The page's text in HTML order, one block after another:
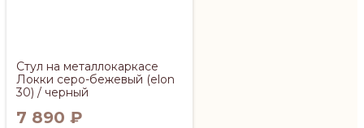
Стул на металлокаркасе
Локки серо-бежевый (elon
30) / черный
7 890 ₽